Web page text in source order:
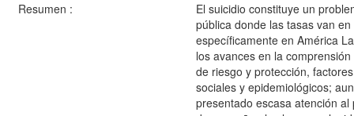
Resumen :
El suicidio constituye un
pública donde las tasas van
específicamente en América
los avances en la
de riesgo y protección,
sociales y epidemiológicos;
presentado escasa atención al